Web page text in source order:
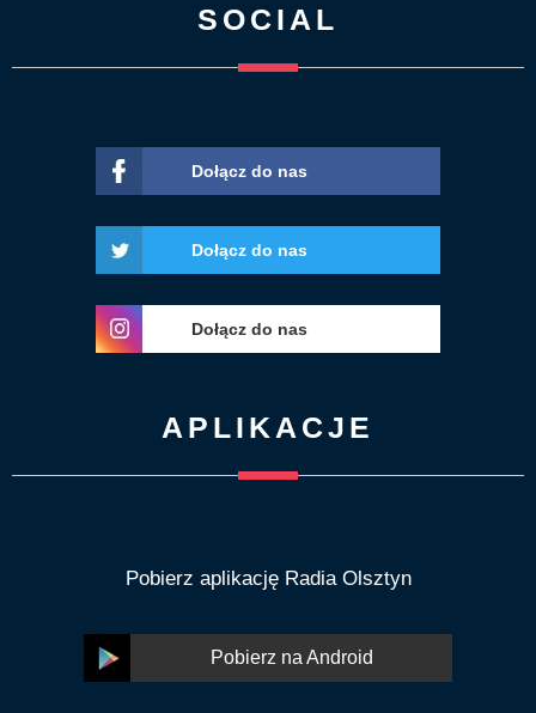
SOCIAL
Dołącz do nas
Dołącz do nas
Dołącz do nas
APLIKACJE
Pobierz aplikację Radia Olsztyn
Pobierz na Android